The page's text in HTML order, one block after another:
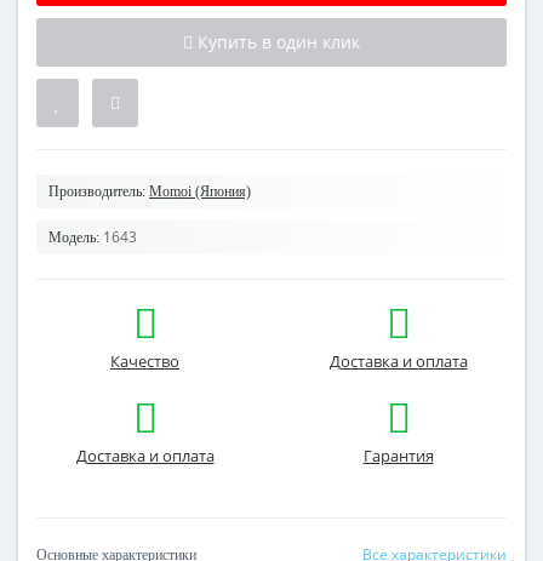
Купить в один клик
Производитель: Momoi (Япония)
Модель: 1643
Качество Доставка и оплата
Доставка и оплата Гарантия
Основные характеристики Все характеристики